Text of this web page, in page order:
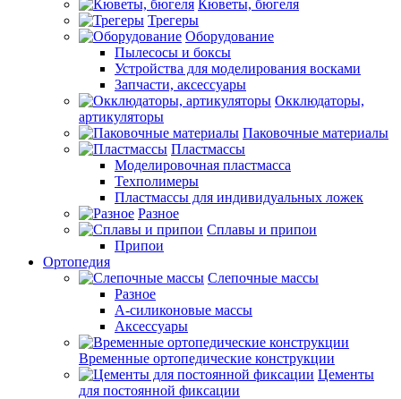
Кюветы, бюгеля
Трегеры
Оборудование
Пылесосы и боксы
Устройства для моделирования восками
Запчасти, аксессуары
Окклюдаторы,
артикуляторы
Паковочные материалы
Пластмассы
Моделировочная пластмасса
Техполимеры
Пластмассы для индивидуальных ложек
Разное
Сплавы и припои
Припои
Ортопедия
Слепочные массы
Разное
А-силиконовые массы
Аксессуары
Временные ортопедические конструкции
Цементы
для постоянной фиксации